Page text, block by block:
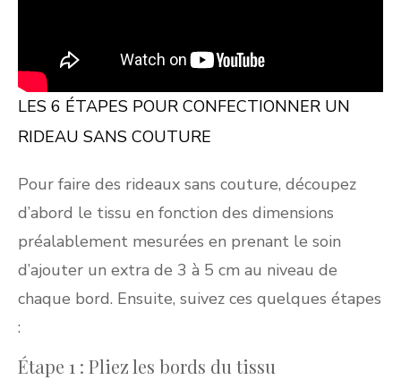
LES 6 ÉTAPES POUR CONFECTIONNER UN
RIDEAU SANS COUTURE
Pour faire des rideaux sans couture, découpez
d’abord le tissu en fonction des dimensions
préalablement mesurées en prenant le soin
d’ajouter un extra de 3 à 5 cm au niveau de
chaque bord. Ensuite, suivez ces quelques étapes
:
Étape 1 : Pliez les bords du tissu